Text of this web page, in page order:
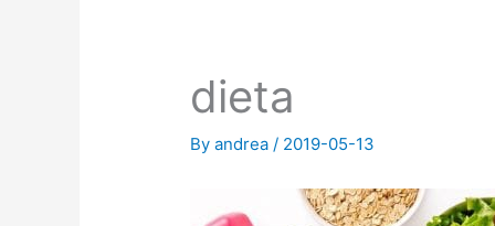
dieta
Byandrea/ 2019-05-13